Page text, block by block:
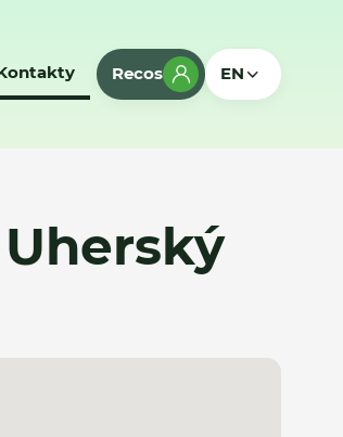
Recos EN
Uherský